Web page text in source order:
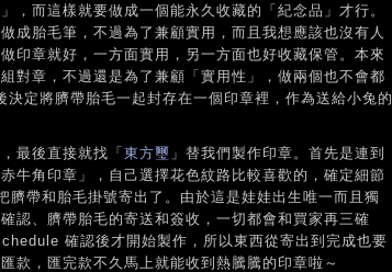
，而這樣就要做成一個能永久收藏的「紀念品」才行。
成胎毛筆，不過為了兼顧實用，而且我想應該也沒有人
印章就好，一方面實用，另一方面也好收藏保管。本來
對章，不過還是為了兼顧「實用性」，做兩個也不會都
定將臍帶胎毛一起封存在一個印章裡，作為送給小兔的
最後直接就找「東方璽 」替我們製作印章。首先是連到
牛角印章」，自己選擇花色紋路比較喜歡的，確定細節
帶和胎毛掛號寄出了。由於這是娃娃出生唯一而且獨
認、臍帶胎毛的寄送和簽收，一切都會和買家再三確
確認後才開始製作，所以東西從寄出到完成也要
款，匯完款不久馬上就能收到熱騰騰的印章啦～